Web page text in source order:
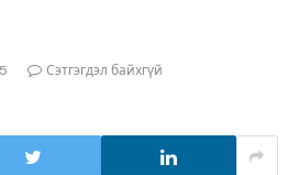
Сэтгэгдэл байхгүй